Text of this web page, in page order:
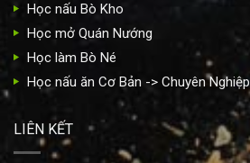
Học nấu Bò Kho
Học mở Quán Nướng
Học làm Bò Né
Học nấu ăn Cơ Bản -> Chuyên Nghiệp
LIÊN KẾT